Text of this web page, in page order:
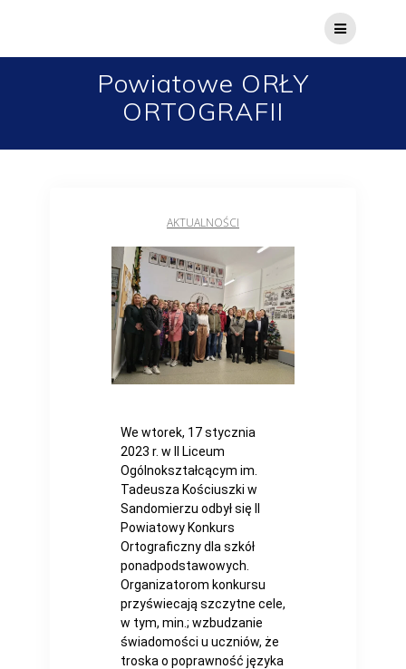
Powiatowe ORŁY
ORTOGRAFII
AKTUALNOŚCI
We wtorek, 17 stycznia
2023 r. w II Liceum
Ogólnokształcącym im.
Tadeusza Kościuszki w
Sandomierzu odbył się II
Powiatowy Konkurs
Ortograficzny dla szkół
ponadpodstawowych.
Organizatorom konkursu
przyświecają szczytne cele,
w tym, min.; wzbudzanie
świadomości u uczniów, że
troska o poprawność języka